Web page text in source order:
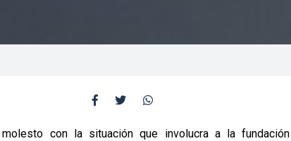
con la situación que involucra a la fundación